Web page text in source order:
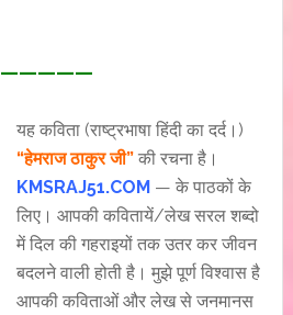
—————
यह कविता (राष्ट्रभाषा हिंदी का दर्द।)
“हेमराज ठाकुर जी”की रचना है।
KMSRAJ51.COM— के पाठकों के
लिए। आपकी कवितायें/लेख सरल शब्दो
में दिल की गहराइयों तक उतर कर जीवन
बदलने वाली होती है। मुझे पूर्ण विश्वास है
आपकी कविताओं और लेख से जनमानस